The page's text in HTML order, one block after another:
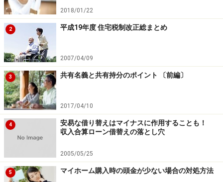
３番目の「耐震基準に適合していることが証明された住
宅」
とは、以下の（Ａ）または（Ｂ）のいずれかに該当
する建物のことを指します。
（Ａ）「その住宅の取得日前２年以内に証明のための調
査が行われ、耐震基準適合証明書が発行された建物」
（Ｂ）「その住宅の取得日前２年以内に、品確法に基づ
く住宅性能評価書において耐震等級（構造躯体の倒壊等
防止）に係る評価が等級１、等級２または等級３である
と評価された建物」
2018/01/22
2 平成19年度 住宅税制改正総まとめ
2007/04/09
3 共有名義と共有持分のポイント 〔前編〕
2017/04/10
4
安易な借り替えはマイナスに作用することも！
収入合算ローン借替えの落とし穴
2005/05/25
5 マイホーム購入時の頭金が少ない場合の対処方法